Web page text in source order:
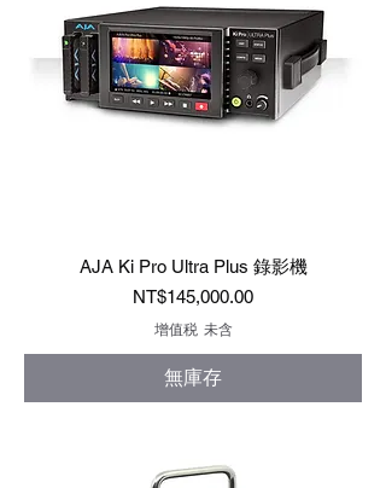
AJA Ki Pro Ultra Plus 錄影機
價格
NT$145,000.00
增值税 未含
無庫存